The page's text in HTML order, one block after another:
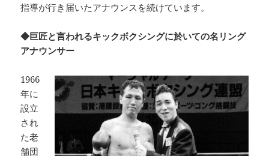
指導が行き届いたアナウンスを続けています。
◆巨匠と言われるキックボクシングに於いての名リング
アナウンサー
1966
年に
設立
され
た老
舗団